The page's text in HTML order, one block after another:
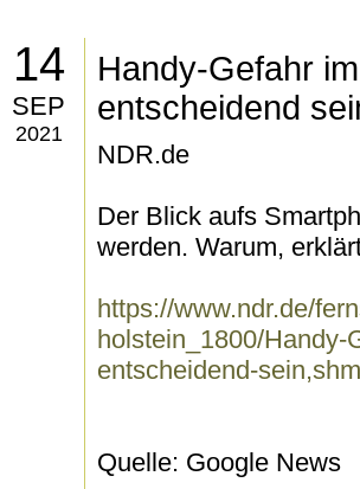
14
SEP
2021
Handy-Gefahr
entscheidend
NDR.de
Der Blick aufs
werden. Warum,
https://www.ndr.de/
holstein_1800/Handy-
entscheidend-
Quelle: Google News